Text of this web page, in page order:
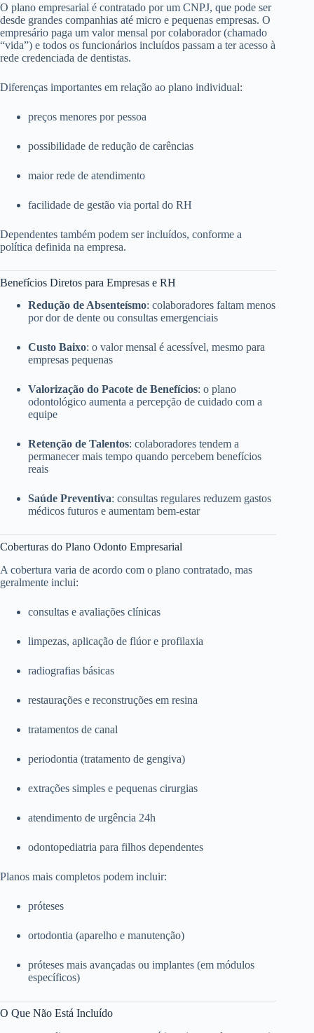
O plano empresarial é contratado por um CNPJ, que pode ser
desde grandes companhias até micro e pequenas empresas. O
empresário paga um valor mensal por colaborador (chamado
“vida”) e todos os funcionários incluídos passam a ter acesso à
rede credenciada de dentistas.
Diferenças importantes em relação ao plano individual:
preços menores por pessoa
possibilidade de redução de carências
maior rede de atendimento
facilidade de gestão via portal do RH
Dependentes também podem ser incluídos, conforme a
política definida na empresa.
Benefícios Diretos para Empresas e RH
Redução de Absenteísmo: colaboradores faltam menos
por dor de dente ou consultas emergenciais
Custo Baixo: o valor mensal é acessível, mesmo para
empresas pequenas
Valorização do Pacote de Benefícios: o plano
odontológico aumenta a percepção de cuidado com a
equipe
Retenção de Talentos: colaboradores tendem a
permanecer mais tempo quando percebem benefícios
reais
Saúde Preventiva: consultas regulares reduzem gastos
médicos futuros e aumentam bem-estar
Coberturas do Plano Odonto Empresarial
A cobertura varia de acordo com o plano contratado, mas
geralmente inclui:
consultas e avaliações clínicas
limpezas, aplicação de flúor e profilaxia
radiografias básicas
restaurações e reconstruções em resina
tratamentos de canal
periodontia (tratamento de gengiva)
extrações simples e pequenas cirurgias
atendimento de urgência 24h
odontopediatria para filhos dependentes
Planos mais completos podem incluir:
próteses
ortodontia (aparelho e manutenção)
próteses mais avançadas ou implantes (em módulos
específicos)
O Que Não Está Incluído